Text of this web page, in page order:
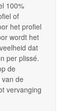
100%
of
het profiel
wordt het
dat
per plissé.
de
van de
vervanging